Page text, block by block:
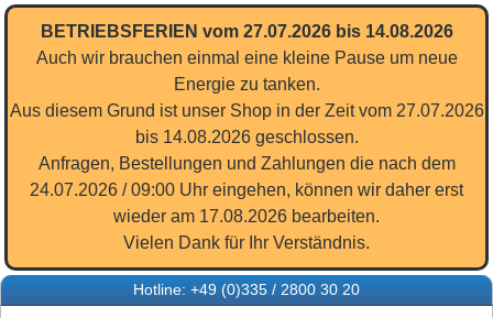
Zum Hauptinhalt springen
BETRIEBSFERIEN vom 27.07.2026 bis 14.08.2026
Auch wir brauchen einmal eine kleine Pause um neue
Energie zu tanken.
Aus diesem Grund ist unser Shop in der Zeit vom 27.07.2026
bis 14.08.2026 geschlossen.
Anfragen, Bestellungen und Zahlungen die nach dem
24.07.2026 / 09:00 Uhr eingehen, können wir daher erst
wieder am 17.08.2026 bearbeiten.
Vielen Dank für Ihr Verständnis.
Hotline: +49 (0)335 / 2800 30 20